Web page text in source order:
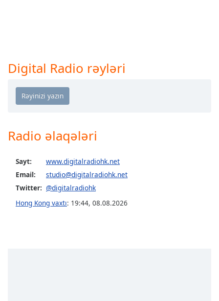
settings ,
subtitles
settings
off ,
Audio
Track
Picture-
in-
Picture
Digital Radio rəyləri
Radio əlaqələri
Sayt:
www.digitalradiohk.net
Email:
studio@digitalradiohk.net
Twitter: @digitalradiohk
Hong Kong vaxtı: 19:44, 08.08.2026